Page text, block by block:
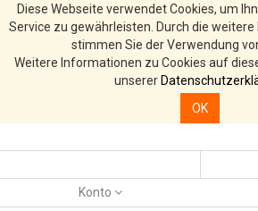
Diese Webseite verwendet Cookies, um
Service zu gewährleisten. Durch die
stimmen Sie der Verwendung
Weitere Informationen zu Cookies auf
unserer
OK
Konto